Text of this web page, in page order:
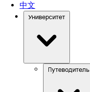
中文
Университет
Путеводитель